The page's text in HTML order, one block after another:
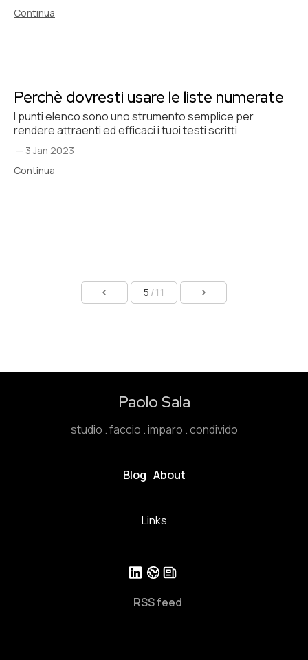
Continua
Perchè dovresti usare le liste numerate
I punti elenco sono uno strumento semplice per
rendere attraenti ed efficaci i tuoi testi scritti
— 3 Jan 2023
Continua
5 /11
Paolo Sala
studio . faccio . imparo . condivido
Blog About
Links
RSS feed